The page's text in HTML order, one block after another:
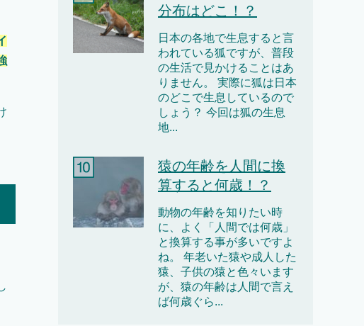
分布はどこ！？
日本の各地で生息すると言
われている狐ですが、普段
の生活で見かけることはあ
りません。 実際に狐は日本
のどこで生息しているので
しょう？ 今回は狐の生息
地...
猿の年齢を人間に換
算すると何歳！？
動物の年齢を知りたい時
に、よく「人間では何歳」
と換算する事が多いですよ
ね。 年老いた猿や成人した
猿、子供の猿と色々います
が、猿の年齢は人間で言え
ば何歳ぐら...